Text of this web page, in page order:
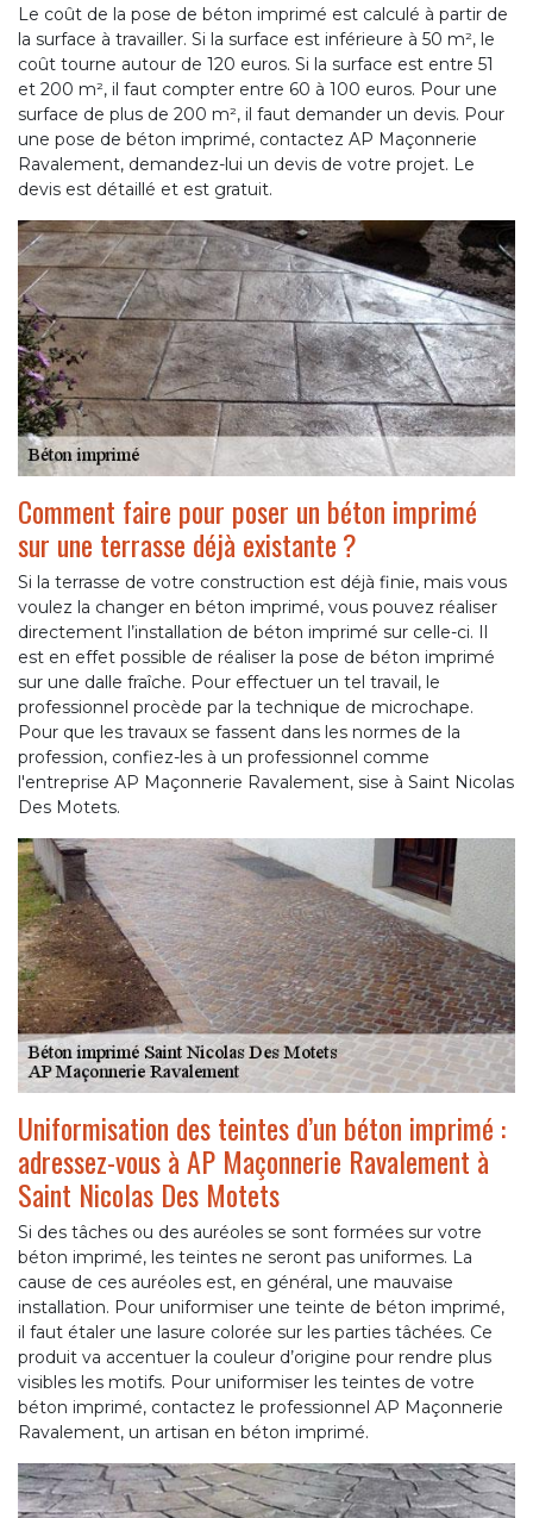
Le coût de la pose de béton imprimé est calculé à partir de
la surface à travailler. Si la surface est inférieure à 50 m², le
coût tourne autour de 120 euros. Si la surface est entre 51
et 200 m², il faut compter entre 60 à 100 euros. Pour une
surface de plus de 200 m², il faut demander un devis. Pour
une pose de béton imprimé, contactez AP Maçonnerie
Ravalement, demandez-lui un devis de votre projet. Le
devis est détaillé et est gratuit.
Comment faire pour poser un béton imprimé
sur une terrasse déjà existante ?
Si la terrasse de votre construction est déjà finie, mais vous
voulez la changer en béton imprimé, vous pouvez réaliser
directement l’installation de béton imprimé sur celle-ci. Il
est en effet possible de réaliser la pose de béton imprimé
sur une dalle fraîche. Pour effectuer un tel travail, le
professionnel procède par la technique de microchape.
Pour que les travaux se fassent dans les normes de la
profession, confiez-les à un professionnel comme
l'entreprise AP Maçonnerie Ravalement, sise à Saint Nicolas
Des Motets.
Uniformisation des teintes d’un béton imprimé :
adressez-vous à AP Maçonnerie Ravalement à
Saint Nicolas Des Motets
Si des tâches ou des auréoles se sont formées sur votre
béton imprimé, les teintes ne seront pas uniformes. La
cause de ces auréoles est, en général, une mauvaise
installation. Pour uniformiser une teinte de béton imprimé,
il faut étaler une lasure colorée sur les parties tâchées. Ce
produit va accentuer la couleur d’origine pour rendre plus
visibles les motifs. Pour uniformiser les teintes de votre
béton imprimé, contactez le professionnel AP Maçonnerie
Ravalement, un artisan en béton imprimé.